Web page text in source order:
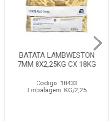
BATATA LAMBWESTON
7MM 8X2,25KG CX 18KG
Código: 18433
Embalagem: KG/2,25